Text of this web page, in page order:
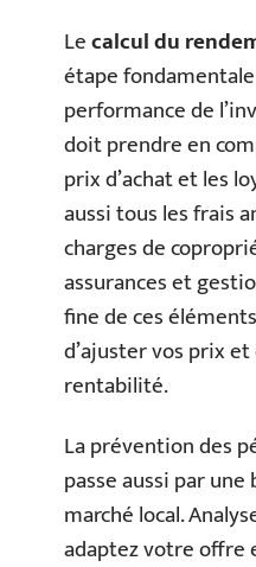
Lecalcul du
étape
performance de
doit prendre en
prix d’achat et les
aussi tous les frais
charges de
assurances et
fine de ces
d’ajuster vos prix
rentabilité.
La prévention des
passe aussi par
marché local.
adaptez votre offre